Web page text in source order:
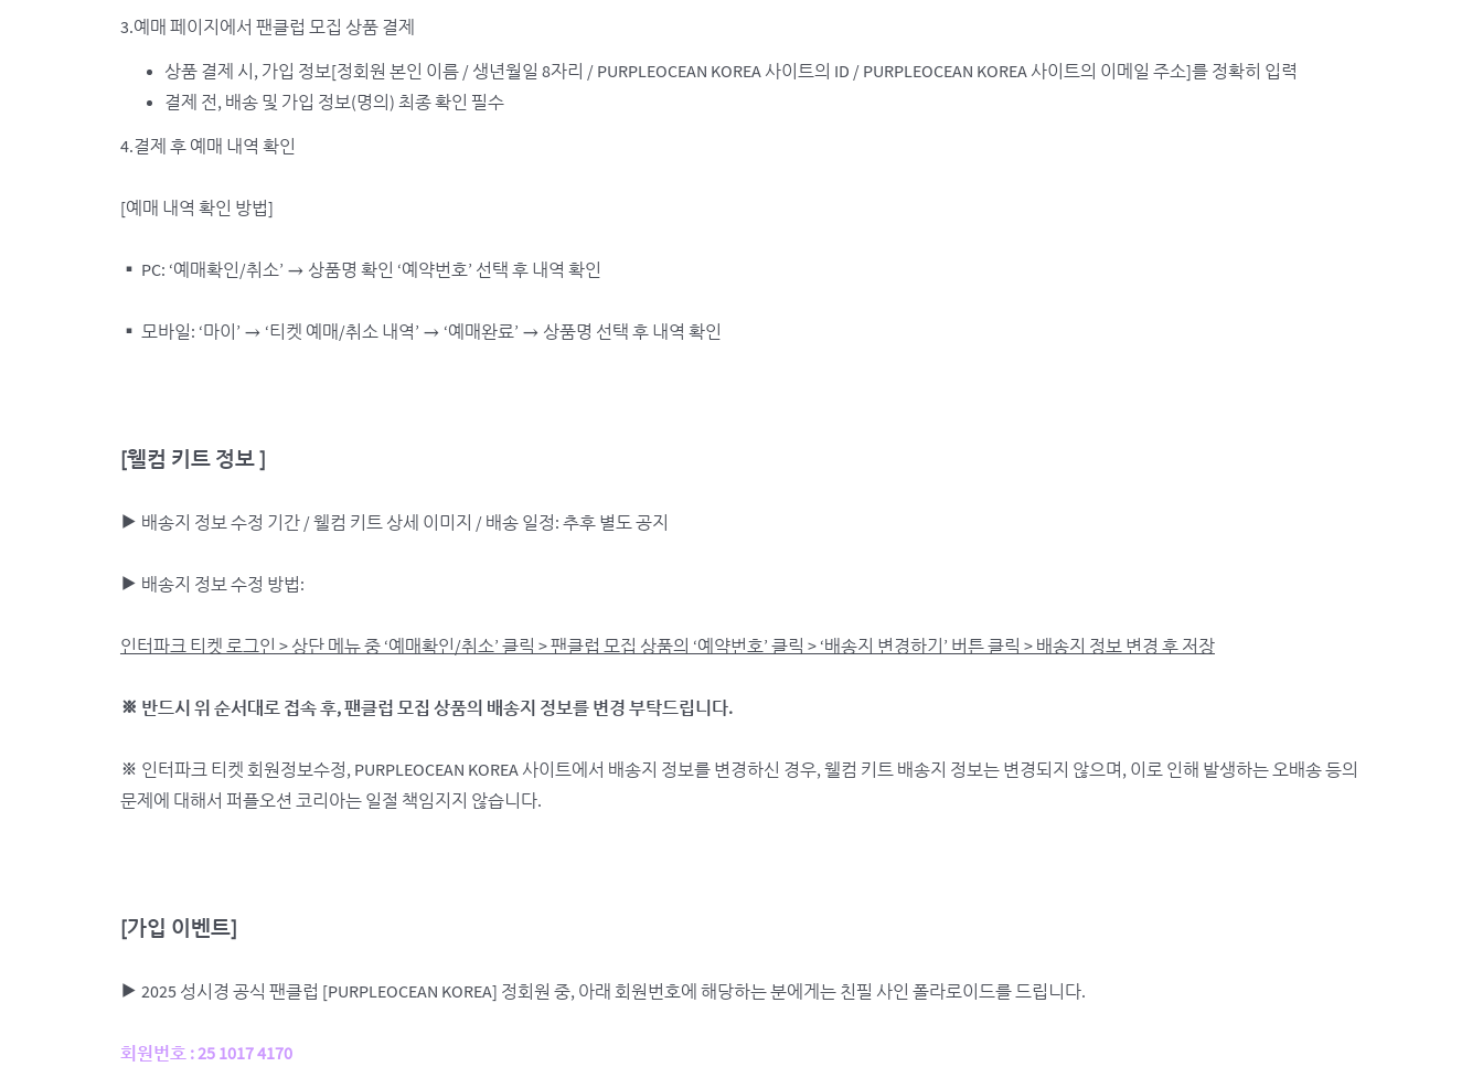
3.예매 페이지에서 팬클럽 모집 상품 결제
상품 결제 시, 가입 정보[정회원 본인 이름 / 생년월일 8자리 / PURPLEOCEAN KOREA 사이트의 ID / PURPLEOCEAN KOREA 사이트의 이메일 주소]를 정확히 입력
결제 전, 배송 및 가입 정보(명의) 최종 확인 필수
4.결제 후 예매 내역 확인
[예매 내역 확인 방법]
▪ PC: ‘예매확인/취소’ → 상품명 확인 ‘예약번호’ 선택 후 내역 확인
▪ 모바일: ‘마이’ → ‘티켓 예매/취소 내역’ → ‘예매완료’ → 상품명 선택 후 내역 확인
[웰컴 키트 정보 ]
▶ 배송지 정보 수정 기간 / 웰컴 키트 상세 이미지 / 배송 일정: 추후 별도 공지
▶ 배송지 정보 수정 방법:
인터파크 티켓 로그인 > 상단 메뉴 중 ‘예매확인/취소’ 클릭 > 팬클럽 모집 상품의 ‘예약번호’ 클릭 > ‘배송지 변경하기’ 버튼 클릭 > 배송지 정보 변경 후 저장
※ 반드시 위 순서대로 접속 후, 팬클럽 모집 상품의 배송지 정보를 변경 부탁드립니다.
※ 인터파크 티켓 회원정보수정, PURPLEOCEAN KOREA 사이트에서 배송지 정보를 변경하신 경우, 웰컴 키트 배송지 정보는 변경되지 않으며, 이로 인해 발생하는 오배송 등의
문제에 대해서 퍼플오션 코리아는 일절 책임지지 않습니다.
[가입 이벤트]
▶ 2025 성시경 공식 팬클럽 [PURPLEOCEAN KOREA] 정회원 중, 아래 회원번호에 해당하는 분에게는 친필 사인 폴라로이드를 드립니다.
회원번호 : 25 1017 4170